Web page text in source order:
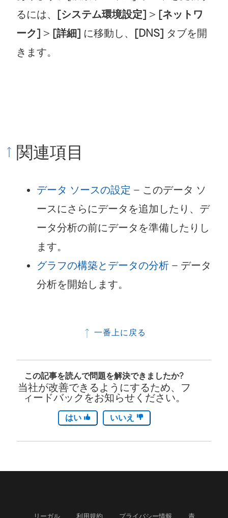
るには、 [システム環境設定] > [ネットワ
ーク] > [詳細] に移動し、 [DNS] タブを開
きます。
関連項目
データ ソースの設定 – このデータ ソ
ースにさらにデータを追加したり、デ
ータ分析の前にデータを準備したりし
ます。
グラフの構築とデータの分析 – データ
分析を開始します。
一番上に戻る
この記事を読んで問題を解決できましたか?
当社が改善できるようにするため、フ
ィードバックをお知らせください。
はい いいえ
リーガル 利用規約 プライバシー情報 責